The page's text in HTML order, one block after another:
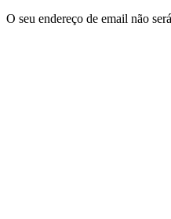
O seu endereço de email não